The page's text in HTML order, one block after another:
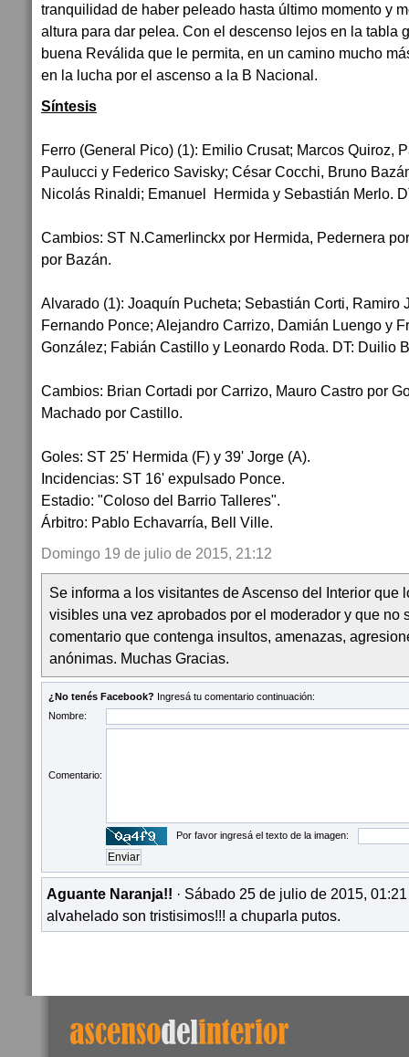
tranquilidad de haber peleado hasta último momento y
altura para dar pelea. Con el descenso lejos en la tabla
buena Reválida que le permita, en un camino mucho
en la lucha por el ascenso a la B Nacional.
Síntesis
Ferro (General Pico) (1): Emilio Crusat; Marcos Quiroz,
Paulucci y Federico Savisky; César Cocchi, Bruno
Nicolás Rinaldi; Emanuel Hermida y Sebastián Merlo.
Cambios: ST N.Camerlinckx por Hermida, Pedernera
por Bazán.
Alvarado (1): Joaquín Pucheta; Sebastián Corti, Ramiro
Fernando Ponce; Alejandro Carrizo, Damián Luengo y
González; Fabián Castillo y Leonardo Roda. DT: Duilio
Cambios: Brian Cortadi por Carrizo, Mauro Castro por
Machado por Castillo.
Goles: ST 25' Hermida (F) y 39' Jorge (A).
Incidencias: ST 16' expulsado Ponce.
Estadio: "Coloso del Barrio Talleres".
Árbitro: Pablo Echavarría, Bell Ville.
Domingo 19 de julio de 2015, 21:12
Se informa a los visitantes de Ascenso del Interior que
visibles una vez aprobados por el moderador y que no
comentario que contenga insultos, amenazas,
anónimas. Muchas Gracias.
¿No tenés Facebook? Ingresá tu comentario continuación:
Nombre:
Comentario:
Por favor ingresá el texto de la imagen:
Aguante Naranja!! · Sábado 25 de julio de 2015,
alvahelado son tristisimos!!! a chuparla putos.